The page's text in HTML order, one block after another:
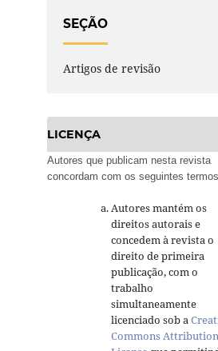
SEÇÃO
Artigos de revisão
LICENÇA
Autores que publicam nesta revista
concordam com os seguintes
Autores mantém os
direitos autorais e
concedem à revista o
direito de primeira
publicação, com o
trabalho
simultaneamente
licenciado sob a
Commons Attribution